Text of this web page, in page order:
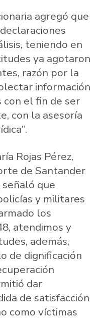
agregó que
teniendo en
ya agotaron
razón por la
información
el fin de ser
con la asesoría
Rojas Pérez,
de Santander
que
y militares
los
atendimos y
además,
de dignificación
dar
de satisfacción
como víctimas